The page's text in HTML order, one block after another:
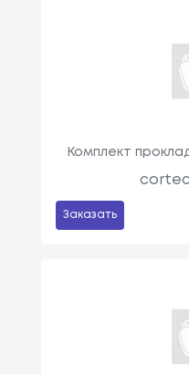
Комплект
Заказать